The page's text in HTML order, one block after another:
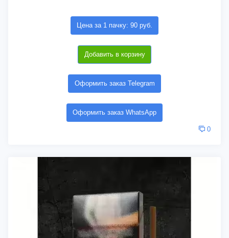
Цена за 1 пачку: 90 руб.
Добавить в корзину
Оформить заказ Telegram
Оформить заказ WhatsApp
0